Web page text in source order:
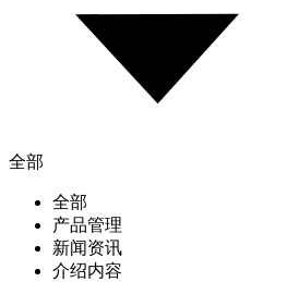
全部
全部
产品管理
新闻资讯
介绍内容